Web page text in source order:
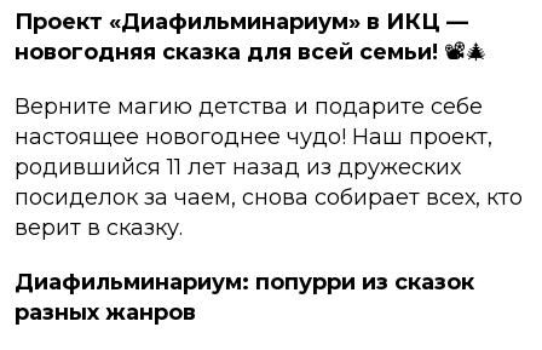
Проект «Диафильминариум» в ИКЦ —
новогодняя сказка для всей семьи! 📽️🎄
Верните магию детства и подарите себе
настоящее новогоднее чудо! Наш проект,
родившийся 11 лет назад из дружеских
посиделок за чаем, снова собирает всех, кто
верит в сказку.
Диафильминариум: попурри из сказок
разных жанров